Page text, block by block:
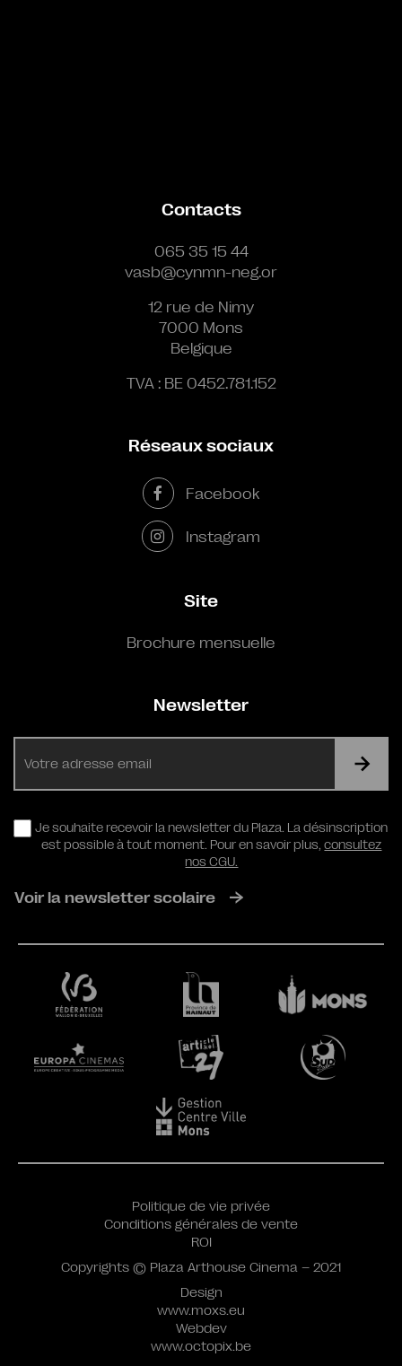
Contacts
065 35 15 44
vasb@cynmn-neg.or
12 rue de Nimy
7000 Mons
Belgique
TVA : BE 0452.781.152
Réseaux sociaux
Facebook
Instagram
Site
Brochure mensuelle
Newsletter
RGPD
Je souhaite recevoir la newsletter du Plaza. La désinscription
est possible à tout moment. Pour en savoir plus,consultez
nos CGU.
Voir la newsletter scolaire
Design
www.moxs.eu
Webdev
www.octopix.be
Politique de vie privée
Conditions générales de vente
ROI
Copyrights © Plaza Arthouse Cinema – 2021